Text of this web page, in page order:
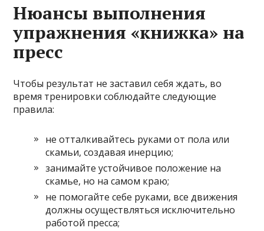
Нюансы выполнения
упражнения «книжка» на
пресс
Чтобы результат не заставил себя ждать, во
время тренировки соблюдайте следующие
правила:
не отталкивайтесь руками от пола или
скамьи, создавая инерцию;
занимайте устойчивое положение на
скамье, но на самом краю;
не помогайте себе руками, все движения
должны осуществляться исключительно
работой пресса;